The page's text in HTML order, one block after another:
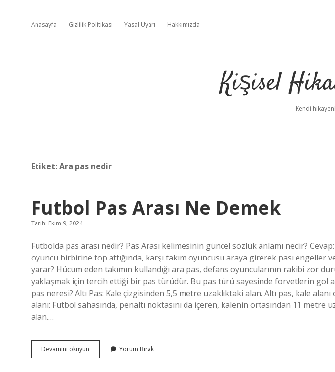
Anasayfa Gizlilik Politikası Yasal Uyarı Hakkımızda
Kişisel
Kendi
Etiket:Ara pas nedir
Futbol Pas Arası Ne Demek
Tarih: Ekim 9, 2024
Futbolda pas arası nedir? Pas Arası kelimesinin güncel sözlük anlamı nedir?
oyuncu birbirine top attığında, karşı takım oyuncusu araya girerek pası engeller
yarar? Hücum eden takımın kullandığı ara pas, defans oyuncularının rakibi zor
yaklaşmak için tercih ettiği bir pas türüdür. Bu pas türü sayesinde forvetlerin gol
pas neresi? Altı Pas: Kale çizgisinden 5,5 metre uzaklıktaki alan. Altı pas, kale alanı
alanı: Futbol sahasında, penaltı noktasını da içeren, kalenin ortasından 11 metre
alan.…
Devamını okuyun
Pas
Yorum Bırak